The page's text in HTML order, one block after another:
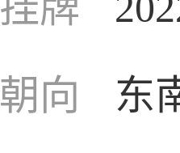
朝向
东